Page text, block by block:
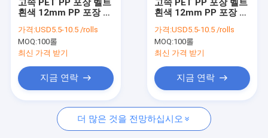
저희와 연락
뉴스
고속 PET PP 포장 벨트
흰색 12mm PP 포장 스
에 적합
가격:USD5.5-10.5 /rolls
MOQ:100롤
최신 가격 받기
지금 연락
고속 PET PP 포장 벨트
흰색 12mm PP 포장 스
에 적합
가격:USD5.5-10.5 /rolls
MOQ:100롤
최신 가격 받기
지금 연락
더 많은 것을 전망하십시오